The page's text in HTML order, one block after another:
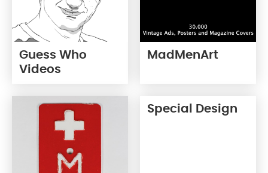
Guess Who
Videos
MadMenArt
Special Design